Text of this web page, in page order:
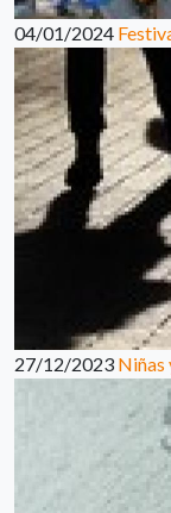
04/01/2024
27/12/2023 Niñas